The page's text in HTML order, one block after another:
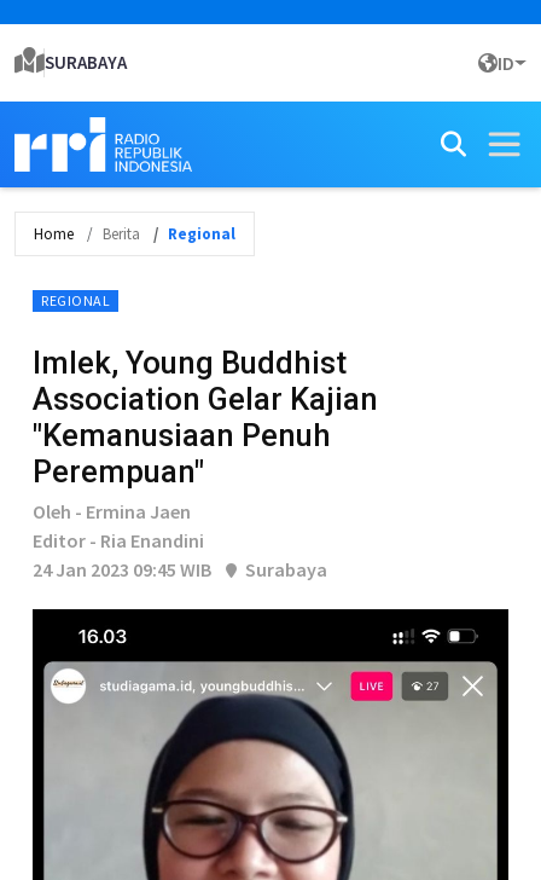
SURABAYA ID
Home Berita Regional
REGIONAL
Imlek, Young Buddhist
Association Gelar Kajian
"Kemanusiaan Penuh
Perempuan"
Oleh - Ermina Jaen
Editor - Ria Enandini
24 Jan 2023 09:45 WIB
Surabaya